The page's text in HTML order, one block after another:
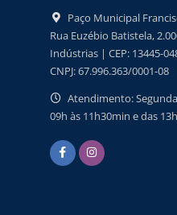
Paço Municipal
Rua Euzébio Batistela,
Indústrias | CEP: 13445-
CNPJ: 67.996.363/0001-08
Atendimento:
09h às 11h30min e das